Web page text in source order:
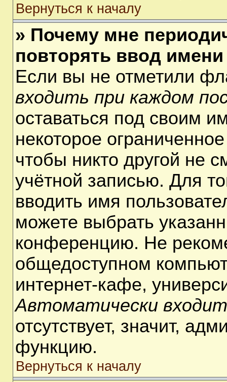
Вернуться к началу
» Почему мне
повторять ввод
Если вы не отметили
входить при каждом
оставаться под своим
некоторое
чтобы никто другой не
учётной записью. Для
вводить имя
можете выбрать
конференцию. Не
общедоступном
интернет-кафе,
Автоматически
отсутствует, значит,
функцию.
Вернуться к началу